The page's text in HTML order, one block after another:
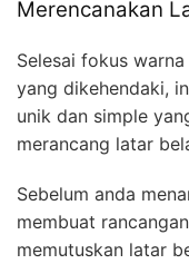
Merencanakan
Selesai fokus
yang dikehendaki,
unik dan simple
merancang latar
Sebelum anda
membuat
memutuskan latar